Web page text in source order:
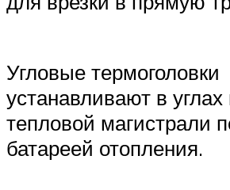
Угловые термоголовки
устанавливают в углах
тепловой магистрали
батареей отопления.